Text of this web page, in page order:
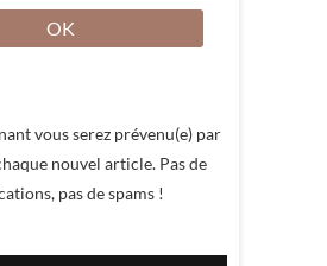
vous serez prévenu(e) par
nouvel article. Pas de
pas de spams !